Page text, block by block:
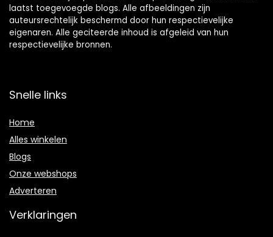
laatst toegevoegde blogs. Alle afbeeldingen zijn
auteursrechtelijk beschermd door hun respectievelijke
eigenaren. Alle geciteerde inhoud is afgeleid van hun
respectievelijke bronnen.
Snelle links
Home
Alles winkelen
Blogs
Onze webshops
Adverteren
Verklaringen